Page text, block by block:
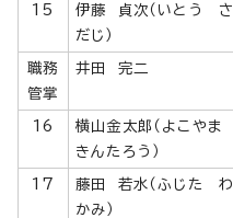
15
伊藤 貞次（いとう さ
だじ）
職務
管掌
井田 完二
16
横山金太郎（よこやま
きんたろう）
17
藤田 若水（ふじた わ
かみ）